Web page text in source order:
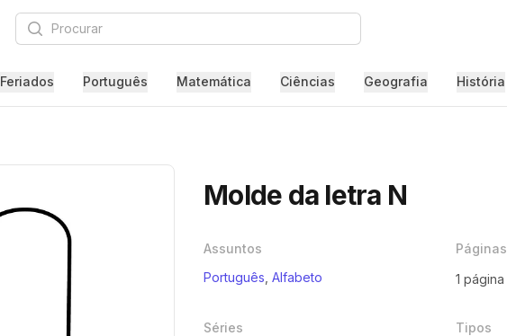
Procurar
Feriados Português Matemática Ciências Geografia História
Molde da letra N
Assuntos
Português Alfabeto
Páginas
1 página
Séries
Tipos